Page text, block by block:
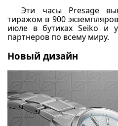
Эти часы Presage
тиражом в 900
июле в бутиках Seiko и
партнеров по всему миру.
Новый дизайн